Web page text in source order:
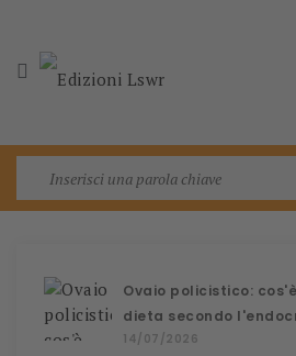

Ovaio policistico:
dieta secondo
14/07/2026